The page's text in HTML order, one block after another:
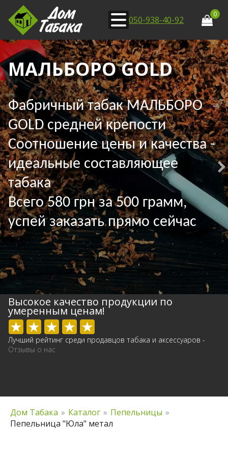
050-938-40-92
0
МАЛЬБОРО GOLD
Фабричный табак МАЛЬБОРО
GOLD средней крепости
Соотношение цены и качества -
идеальные составляющее
табака
Всего 580 грн за 500 грамм,
успей заказать прямо сейчас
Высокое качество продукции по
умеренным ценам!
Лучший рейтинг среди продавцов табака и аксессуаров -
Отзывы о нас
Дом Табака » Каталог » Пепельницы »
Пепельница "Юла" метал